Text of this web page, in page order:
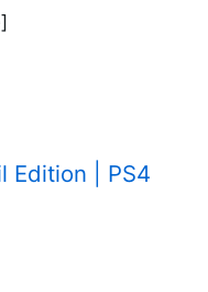
Edition | PS4